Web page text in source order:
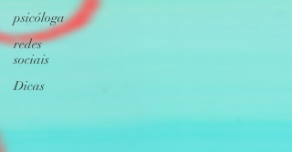
psicóloga
redes
sociais
Dicas